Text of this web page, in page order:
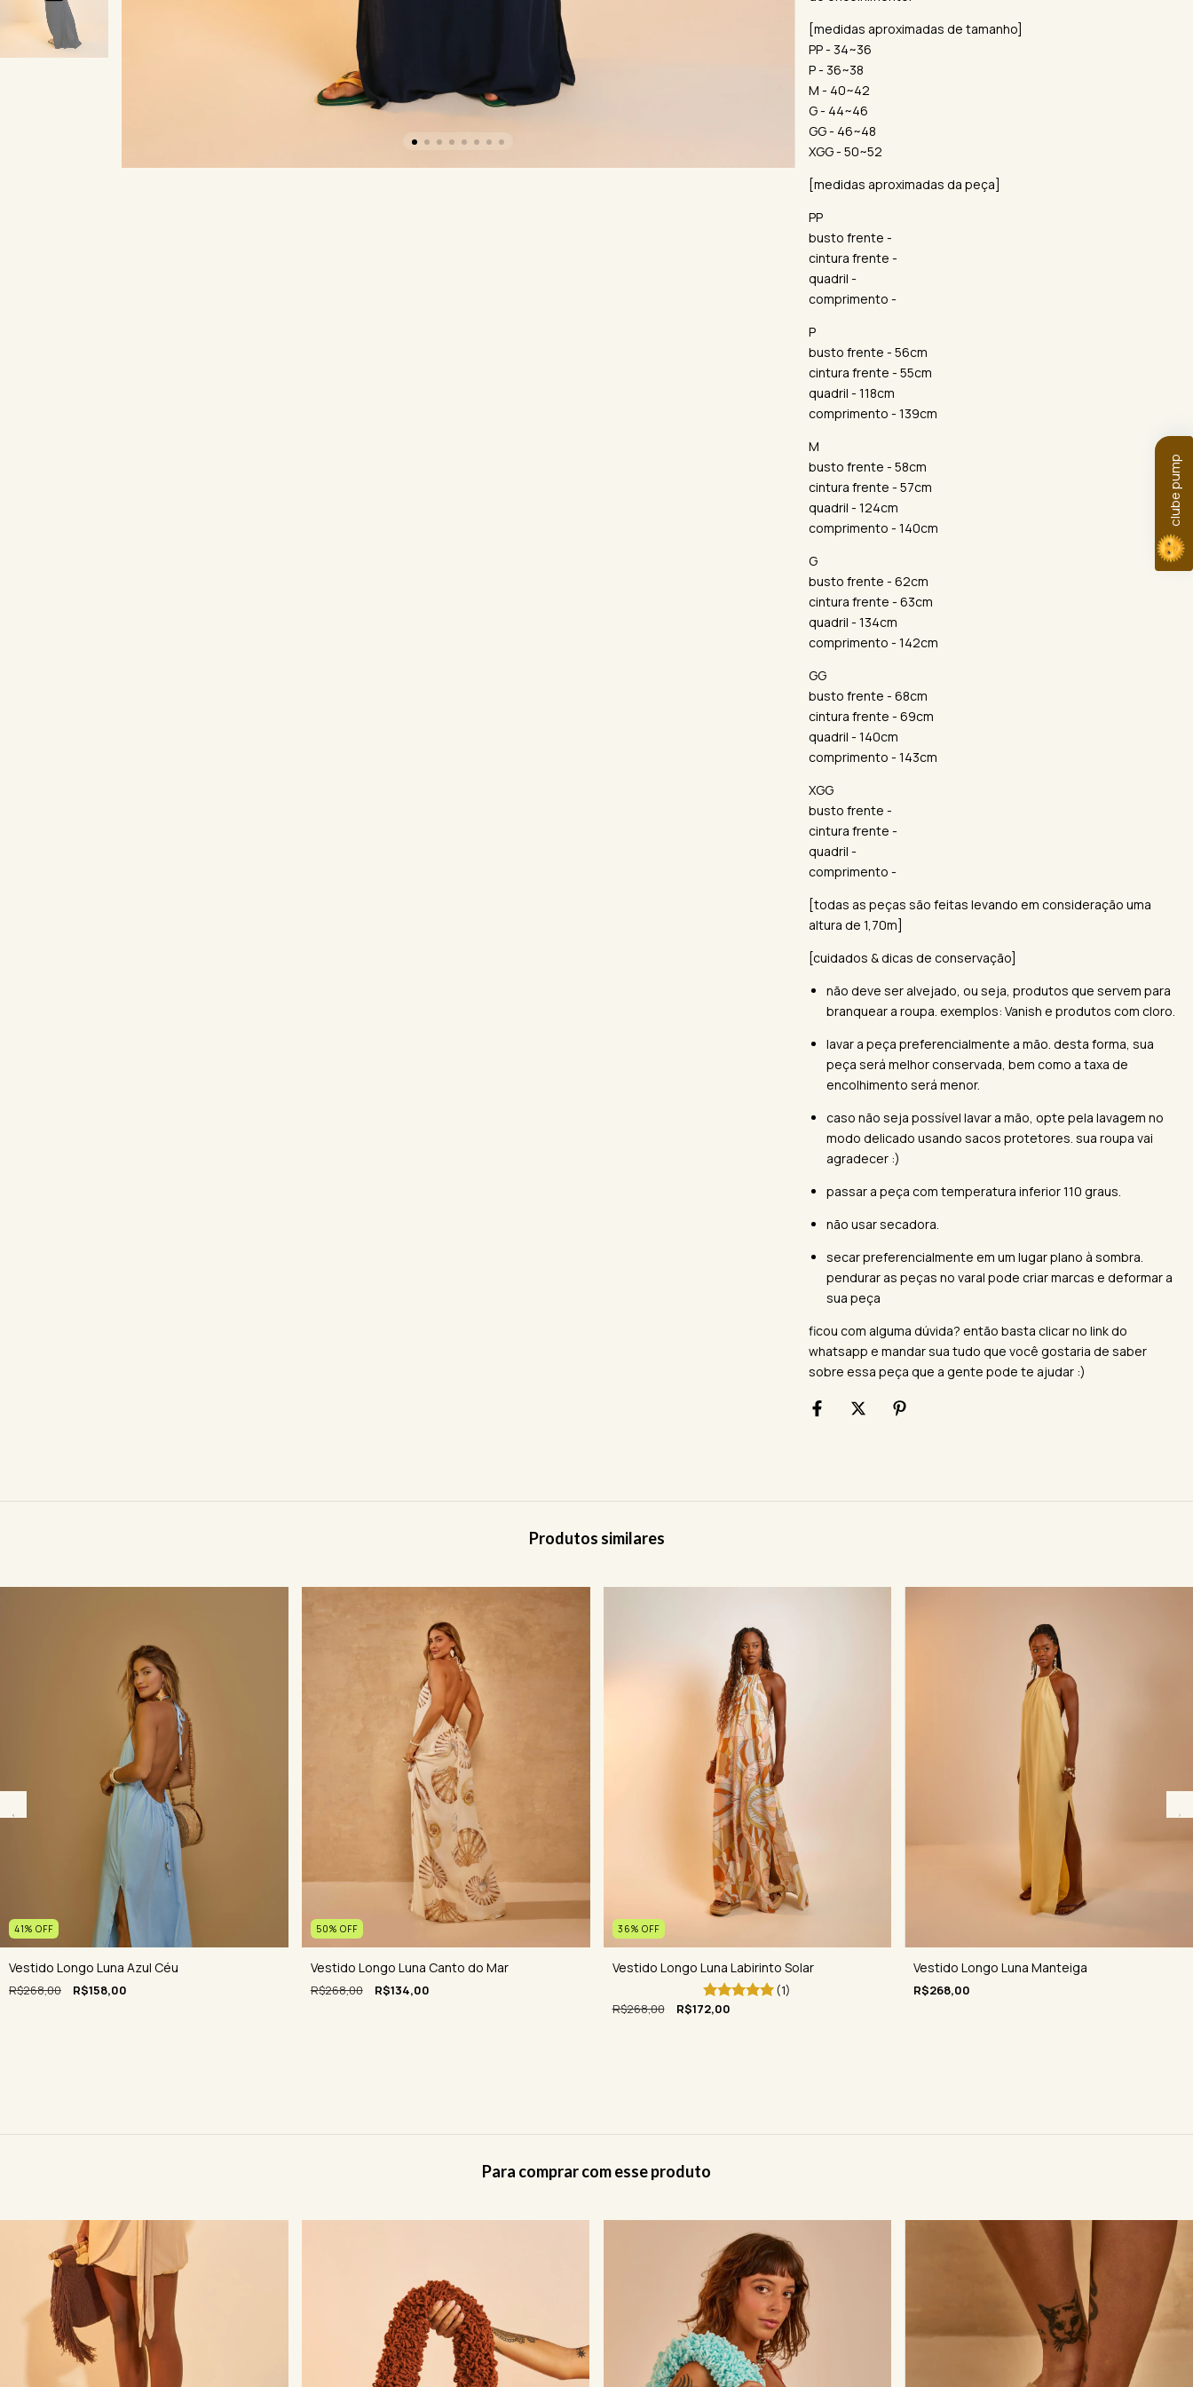
[medidas aproximadas de tamanho]
PP - 34~36
P - 36~38
M - 40~42
G - 44~46
GG - 46~48
XGG - 50~52
[medidas aproximadas da peça]
PP
busto frente -
cintura frente -
quadril -
comprimento -
P
busto frente - 56cm
cintura frente - 55cm
quadril - 118cm
comprimento - 139cm
M
busto frente - 58cm
cintura frente - 57cm
quadril - 124cm
comprimento - 140cm
G
busto frente - 62cm
cintura frente - 63cm
quadril - 134cm
comprimento - 142cm
GG
busto frente - 68cm
cintura frente - 69cm
quadril - 140cm
comprimento - 143cm
XGG
busto frente -
cintura frente -
quadril -
comprimento -
[todas as peças são feitas levando em consideração uma
altura de 1,70m]
[cuidados & dicas de conservação]
não deve ser alvejado, ou seja, produtos que servem para
branquear a roupa. exemplos: Vanish e produtos com cloro.
lavar a peça preferencialmente a mão. desta forma, sua
peça será melhor conservada, bem como a taxa de
encolhimento será menor.
caso não seja possível lavar a mão, opte pela lavagem no
modo delicado usando sacos protetores. sua roupa vai
agradecer :)
passar a peça com temperatura inferior 110 graus.
não usar secadora.
secar preferencialmente em um lugar plano à sombra.
pendurar as peças no varal pode criar marcas e deformar a
sua peça
ficou com alguma dúvida? então basta clicar no link do
whatsapp e mandar sua tudo que você gostaria de saber
sobre essa peça que a gente pode te ajudar :)
Produtos similares
41% OFF
Vestido Longo Luna Azul Céu
R$268,00 R$158,00
50% OFF
Vestido Longo Luna Canto do Mar
R$268,00 R$134,00
36% OFF
Vestido Longo Luna Labirinto Solar
(1)
R$268,00
R$172,00
Vestido Longo Luna Manteiga
R$268,00
Para comprar com esse produto
clube pump